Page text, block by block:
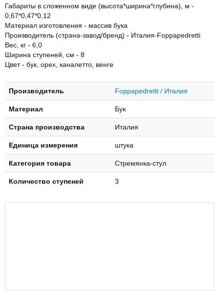
Габариты в сложенном виде (высота*ширина*глубина), м -
0,67*0,47*0,12
Материал изготовления - массив бука
Производитель (страна-завод/бренд) - Италия-Foppapedretti
Вес, кг - 6,0
Ширина ступеней, см - 8
Цвет - бук, орех, каналетто, венге
Производитель Foppapedretti / Италия
Материал Бук
Страна производства Италия
Единица измерения штука
Категория товара Стремянка-стул
Количество ступеней 3